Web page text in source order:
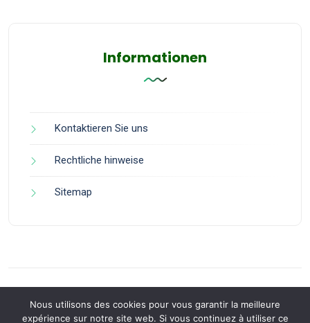
Informationen
Kontaktieren Sie uns
Rechtliche hinweise
Sitemap
Nous utilisons des cookies pour vous garantir la meilleure
expérience sur notre site web. Si vous continuez à utiliser ce